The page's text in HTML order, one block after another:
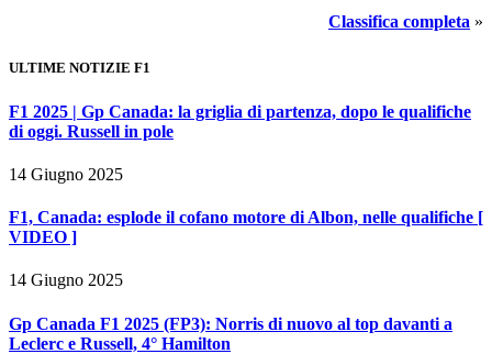
Classifica completa »
ULTIME NOTIZIE F1
F1 2025 | Gp Canada: la griglia di partenza, dopo le qualifiche
di oggi. Russell in pole
14 Giugno 2025
F1, Canada: esplode il cofano motore di Albon, nelle qualifiche [
VIDEO ]
14 Giugno 2025
Gp Canada F1 2025 (FP3): Norris di nuovo al top davanti a
Leclerc e Russell, 4° Hamilton